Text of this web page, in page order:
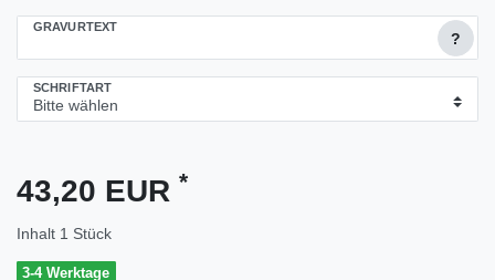
GRAVURTEXT
?
SCHRIFTART
43,20 EUR *
Inhalt 1 Stück
3-4 Werktage